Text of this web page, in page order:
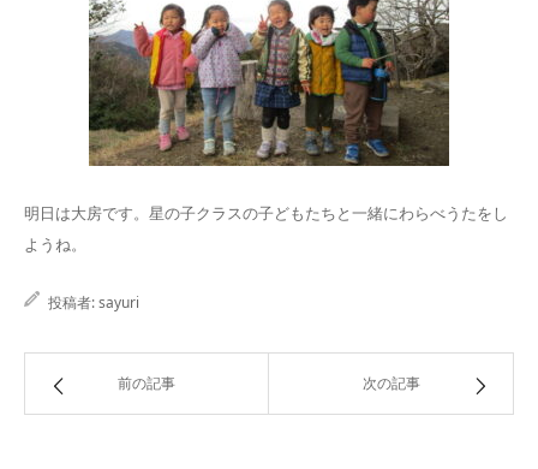
明日は大房です。星の子クラスの子どもたちと一緒にわらべうたをし
ようね。
投稿者:sayuri
前の記事 次の記事